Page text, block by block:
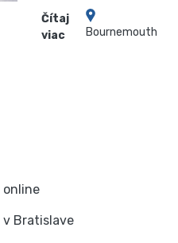
Čítaj
viac
Bournemouth
online
v Bratislave